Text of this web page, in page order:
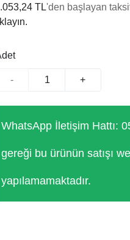
TL'den başlayan
- +
WhatsApp İletişim Hattı:
gereği bu ürünün satışı
yapılamamaktadır.